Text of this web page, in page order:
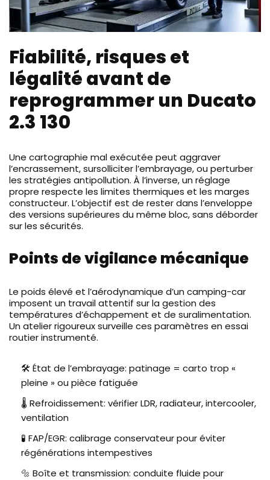
Fiabilité, risques et
légalité avant de
reprogrammer un Ducato
2.3 130
Une cartographie mal exécutée peut aggraver
l’encrassement, sursolliciter l’embrayage, ou perturber
les stratégies antipollution. À l’inverse, un réglage
propre respecte les limites thermiques et les marges
constructeur. L’objectif est de rester dans l’enveloppe
des versions supérieures du même bloc, sans déborder
sur les sécurités.
Points de vigilance mécanique
Le poids élevé et l’aérodynamique d’un camping-car
imposent un travail attentif sur la gestion des
températures d’échappement et de suralimentation.
Un atelier rigoureux surveille ces paramètres en essai
routier instrumenté.
🛠️ État de l’embrayage: patinage = carto trop «
pleine » ou pièce fatiguée
🌡️ Refroidissement: vérifier LDR, radiateur, intercooler,
ventilation
🧪 FAP/EGR: calibrage conservateur pour éviter
régénérations intempestives
🔩 Boîte et transmission: conduite fluide pour